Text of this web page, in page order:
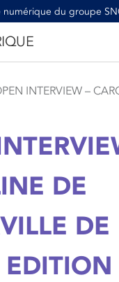
numérique du groupe
INTERVIEW –
DE
DE
EDITION